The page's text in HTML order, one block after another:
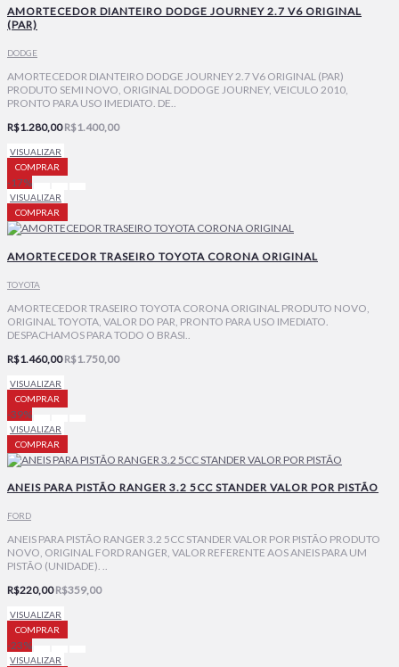
AMORTECEDOR DIANTEIRO DODGE JOURNEY 2.7 V6 ORIGINAL
(PAR)
DODGE
AMORTECEDOR DIANTEIRO DODGE JOURNEY 2.7 V6 ORIGINAL (PAR)
PRODUTO SEMI NOVO, ORIGINAL DODOGE JOURNEY, VEICULO 2010,
PRONTO PARA USO IMEDIATO. DE..
R$1.280,00 R$1.400,00
VISUALIZAR
COMPRAR
-17%
VISUALIZAR
COMPRAR
AMORTECEDOR TRASEIRO TOYOTA CORONA ORIGINAL
TOYOTA
AMORTECEDOR TRASEIRO TOYOTA CORONA ORIGINAL PRODUTO NOVO,
ORIGINAL TOYOTA, VALOR DO PAR, PRONTO PARA USO IMEDIATO.
DESPACHAMOS PARA TODO O BRASI..
R$1.460,00 R$1.750,00
VISUALIZAR
COMPRAR
-39%
VISUALIZAR
COMPRAR
ANEIS PARA PISTÃO RANGER 3.2 5CC STANDER VALOR POR PISTÃO
FORD
ANEIS PARA PISTÃO RANGER 3.2 5CC STANDER VALOR POR PISTÃO PRODUTO
NOVO, ORIGINAL FORD RANGER, VALOR REFERENTE AOS ANEIS PARA UM
PISTÃO (UNIDADE). ..
R$220,00 R$359,00
VISUALIZAR
COMPRAR
-23%
VISUALIZAR